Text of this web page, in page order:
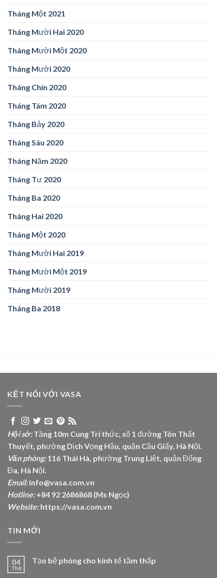
Tháng Một 2021
Tháng Mười Hai 2020
Tháng Mười Một 2020
Tháng Mười 2020
Tháng Chín 2020
Tháng Tám 2020
Tháng Bảy 2020
Tháng Sáu 2020
Tháng Năm 2020
Tháng Tư 2020
Tháng Ba 2020
Tháng Hai 2020
Tháng Một 2020
Tháng Mười Hai 2019
Tháng Mười Một 2019
Tháng Mười 2019
Tháng Ba 2018
KẾT NỐI VỚI VASA
Hội sở:Tầng 10m Cung Trí thức, số 1 đường Tôn Thất
Thuyết, phường Dịch Vọng Hậu, quận Cầu Giấy, Hà Nội.
Văn phòng:116 Thái Hà, phường Trung Liệt, quận Đống
Đa, Hà Nội.
Email:info@vasa.com.vn
Hotline:+84 92 2686868 (Ms Ngọc)
Website: https://vasa.com.vn
TIN MỚI
04
Th8
Tạo bệ phóng cho kinh tế tầm thấp